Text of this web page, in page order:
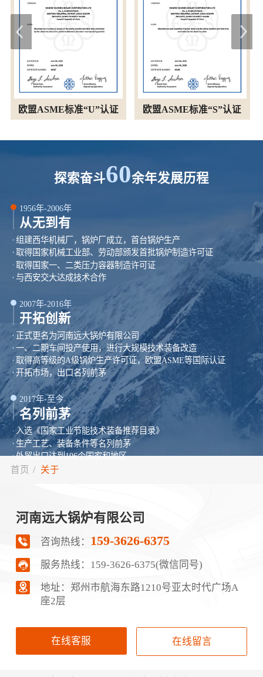
欧盟ASME标准“U”认证 欧盟ASME标准“S”认证
探索奋斗60余年发展历程
2017年-至今
名列前茅
入选《国家工业节能技术装备推荐目录》
生产工艺、装备条件等名列前茅
外贸出口达到106个国家和地区
2007年-2016年
开拓创新
正式更名为河南远大锅炉有限公司
一、二期车间投产使用，进行大规模技术装备改造
取得高等级的A级锅炉生产许可证，欧盟ASME等国际认证
开拓市场，出口名列前茅
1956年-2006年
从无到有
组建西华机械厂，锅炉厂成立，首台锅炉生产
取得国家机械工业部、劳动部颁发首批锅炉制造许可证
取得国家一、二类压力容器制造许可证
与西安交大达成技术合作
首页 / 关于
河南远大锅炉有限公司
咨询热线： 159-3626-6375
服务热线： 159-3626-6375(微信同号)
地址：郑‮市州‬航‬海东路1210号‮太亚‬时代广场A
座2层
在线客服 在线留言